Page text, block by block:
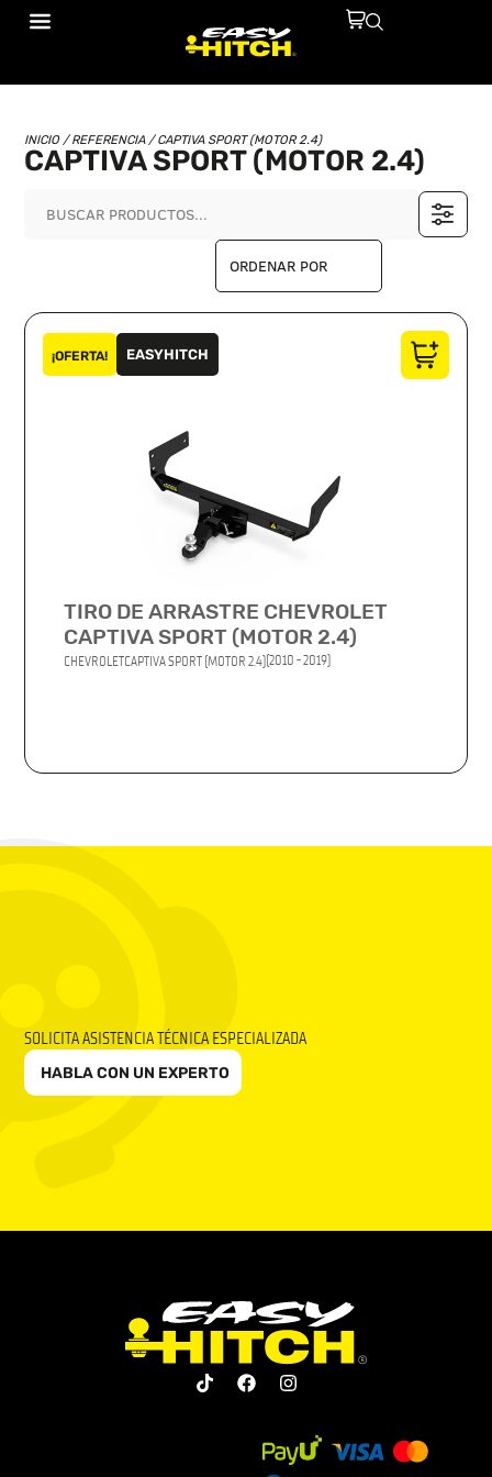
INICIO/ REFERENCIA / CAPTIVA SPORT (MOTOR 2.4)
CAPTIVA SPORT (MOTOR 2.4)
¡OFERTA! EASYHITCH
TIRO DE ARRASTRE CHEVROLET
CAPTIVA SPORT (MOTOR 2.4)
CHEVROLETCAPTIVA SPORT (MOTOR 2.4)(2010 - 2019)
SOLICITA ASISTENCIA TÉCNICA ESPECIALIZADA
HABLA CON UN EXPERTO